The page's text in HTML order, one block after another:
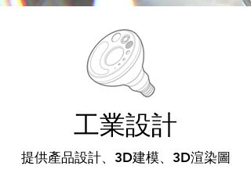
工業設計
提供產品設計、3D建模、3D渲染圖